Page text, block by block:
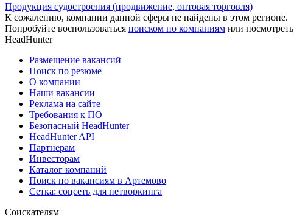
Продукция судостроения (продвижение, оптовая торговля)
К сожалению, компании данной сферы не найдены в этом регионе.
Попробуйте воспользоваться поиском по компаниям или посмотреть
HeadHunter
Размещение вакансий
Поиск по резюме
О компании
Наши вакансии
Реклама на сайте
Требования к ПО
Безопасный HeadHunter
HeadHunter API
Партнерам
Инвесторам
Каталог компаний
Поиск по вакансиям в Артемово
Сетка: соцсеть для нетворкинга
Соискателям